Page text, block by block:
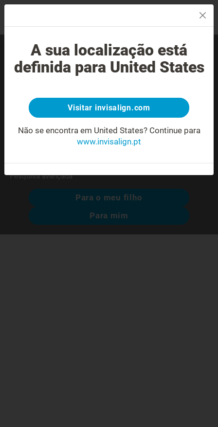
Encontre um Invisalign®
provider experiente perto
de si.
Morada não reconhecida ou ambígua.
Pesquisa avançada
Para o meu filho
Para mim
A sua localização está
definida para United States
Visitar invisalign.com
Não se encontra em United States? Continue para
www.invisalign.pt